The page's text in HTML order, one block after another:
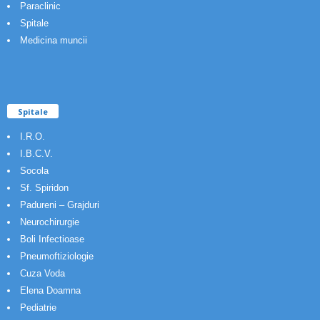
Paraclinic
Spitale
Medicina muncii
Spitale
I.R.O.
I.B.C.V.
Socola
Sf. Spiridon
Padureni – Grajduri
Neurochirurgie
Boli Infectioase
Pneumoftiziologie
Cuza Voda
Elena Doamna
Pediatrie